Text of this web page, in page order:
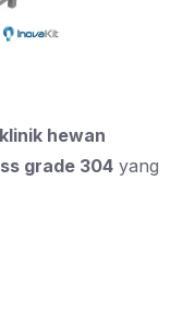
hewan
grade 304 yang